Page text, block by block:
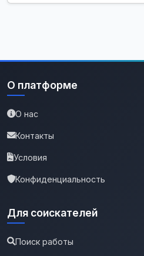
О платформе
О нас
Контакты
Условия
Конфиденциальность
Для соискателей
Поиск работы